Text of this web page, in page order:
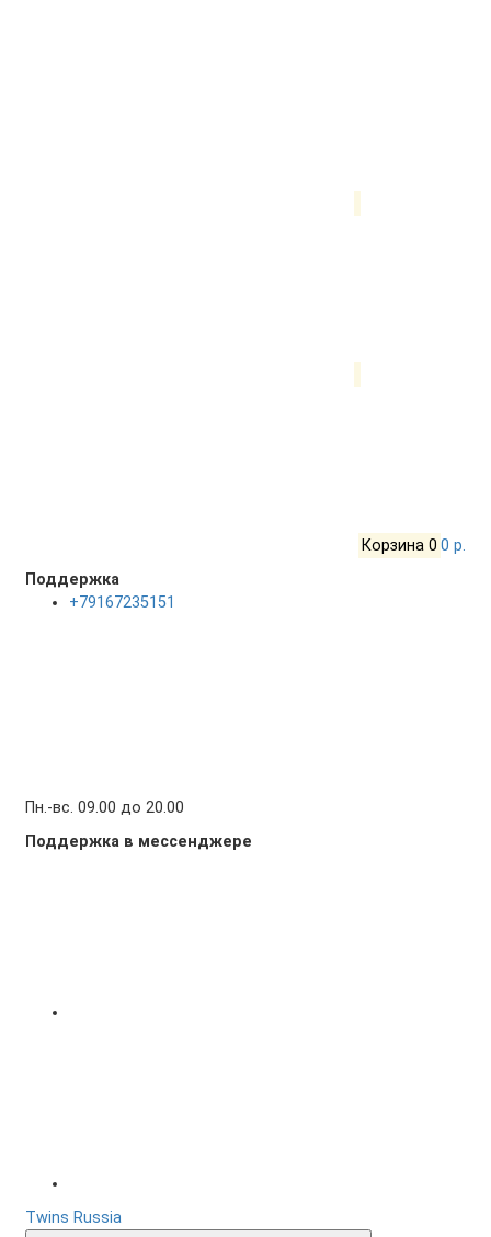
Корзина 0 0 р.
Поддержка
+79167235151
Пн.-вс. 09.00 до 20.00
Поддержка в мессенджере
Twins Russia